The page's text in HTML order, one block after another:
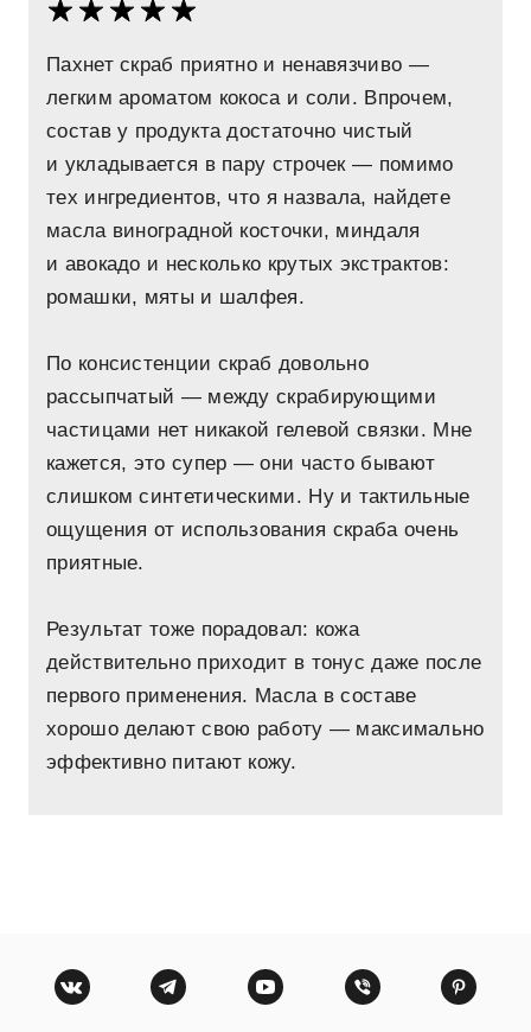
Пахнет скраб приятно и ненавязчиво —
легким ароматом кокоса и соли. Впрочем,
состав у продукта достаточно чистый
и укладывается в пару строчек — помимо
тех ингредиентов, что я назвала, найдете
масла виноградной косточки, миндаля
и авокадо и несколько крутых экстрактов:
ромашки, мяты и шалфея.
По консистенции скраб довольно
рассыпчатый — между скрабирующими
частицами нет никакой гелевой связки. Мне
кажется, это супер — они часто бывают
слишком синтетическими. Ну и тактильные
ощущения от использования скраба очень
приятные.
Результат тоже порадовал: кожа
действительно приходит в тонус даже после
первого применения. Масла в составе
хорошо делают свою работу — максимально
эффективно питают кожу.